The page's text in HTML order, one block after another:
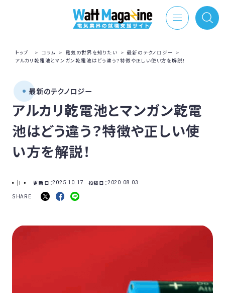
トップ > コラム > 電気の世界を知りたい > 最新のテクノロジー >
アルカリ乾電池とマンガン乾電池はどう違う？特徴や正しい使い方を解説！
最新のテクノロジー
アルカリ乾電池とマンガン乾電
池はどう違う？特徴や正しい使
い方を解説！
更新日：2025.10.17 投稿日：2020.08.03
SHARE